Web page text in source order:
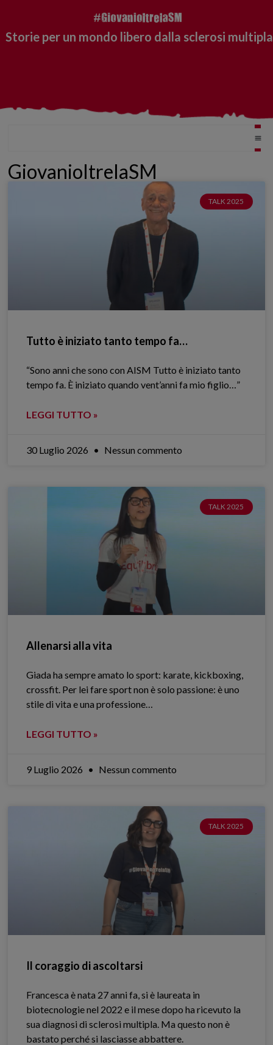
Storie per un mondo libero dalla sclerosi multipla
GiovanioltrelaSM
TALK 2025
Tutto è iniziato tanto tempo fa…
“Sono anni che sono con AISM Tutto è iniziato tanto
tempo fa. È iniziato quando vent’anni fa mio figlio…”
LEGGI TUTTO »
30 Luglio 2026 Nessun commento
TALK 2025
Allenarsi alla vita
Giada ha sempre amato lo sport: karate, kickboxing,
crossfit. Per lei fare sport non è solo passione: è uno
stile di vita e una professione…
LEGGI TUTTO »
9 Luglio 2026 Nessun commento
TALK 2025
Il coraggio di ascoltarsi
Francesca è nata 27 anni fa, si è laureata in
biotecnologie nel 2022 e il mese dopo ha ricevuto la
sua diagnosi di sclerosi multipla. Ma questo non è
bastato perché si lasciasse abbattere.